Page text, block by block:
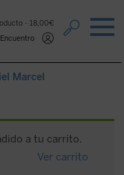
18,00€
Marcel
a tu carrito.
Ver carrito